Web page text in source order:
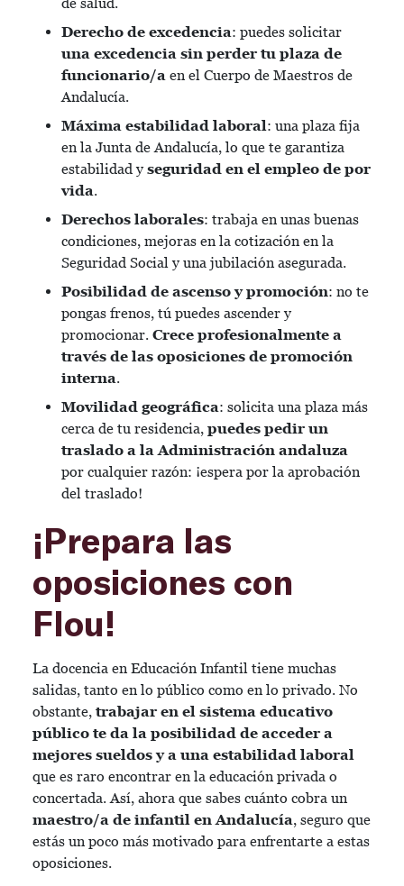
Derecho de excedencia: puedes solicitar
una excedencia sin perder tu plaza de
funcionario/a en el Cuerpo de Maestros de
Andalucía.
Máxima estabilidad laboral: una plaza fija
en la Junta de Andalucía, lo que te garantiza
estabilidad y seguridad en el empleo de por
vida.
Derechos laborales: trabaja en unas buenas
condiciones, mejoras en la cotización en la
Seguridad Social y una jubilación asegurada.
Posibilidad de ascenso y promoción: no te
pongas frenos, tú puedes ascender y
promocionar. Crece profesionalmente a
través de las oposiciones de promoción
interna.
Movilidad geográfica: solicita una plaza más
cerca de tu residencia, puedes pedir un
traslado a la Administración andaluza
por cualquier razón: ¡espera por la aprobación
del traslado!
¡Prepara las
oposiciones con
Flou!
La docencia en Educación Infantil tiene muchas
salidas, tanto en lo público como en lo privado. No
obstante, trabajar en el sistema educativo
público te da la posibilidad de acceder a
mejores sueldos y a una estabilidad laboral
que es raro encontrar en la educación privada o
concertada. Así, ahora que sabes cuánto cobra un
maestro/a de infantil en Andalucía, seguro que
estás un poco más motivado para enfrentarte a estas
oposiciones.